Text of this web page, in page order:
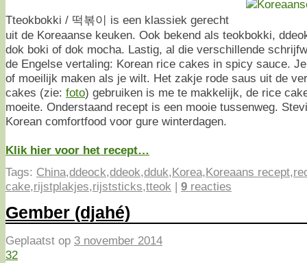
Tteokbokki / 떡볶이 is een klassiek gerecht
uit de Koreaanse keuken. Ook bekend als teokbokki,
dok boki of dok mocha. Lastig, al die verschillende
de Engelse vertaling: Korean rice cakes in spicy sauce.
of moeilijk maken als je wilt. Het zakje rode saus uit de
cakes (zie: foto) gebruiken is me te makkelijk, de rice
moeite. Onderstaand recept is een mooie tussenweg.
Korean comfortfood voor gure winterdagen.
Klik hier voor het recept…
Tags: China,ddeock,ddeok,dduk,Korea,Koreaans recept,
cake,rijstplakjes,rijststicks,tteok | 9 reacties
Gember (djahé)
Geplaatst op 3 november 2014
32